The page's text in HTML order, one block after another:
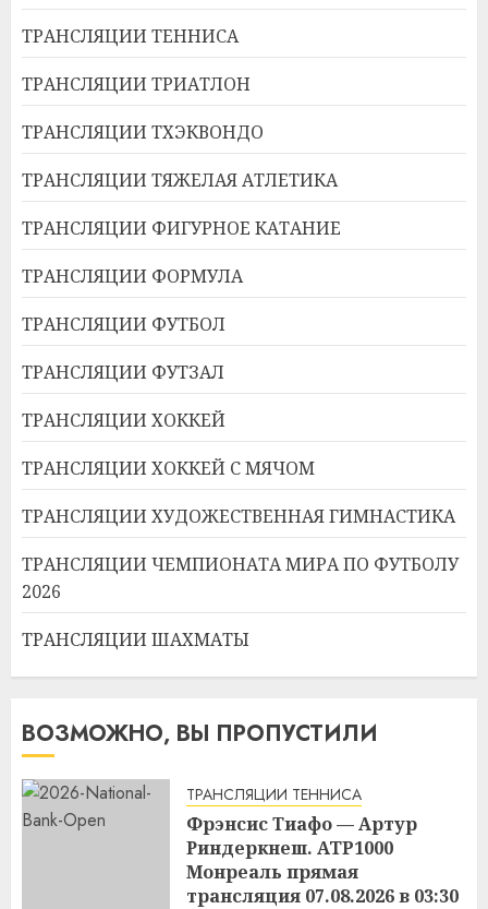
ТРАНСЛЯЦИИ ТЕННИСА
ТРАНСЛЯЦИИ ТРИАТЛОН
ТРАНСЛЯЦИИ ТХЭКВОНДО
ТРАНСЛЯЦИИ ТЯЖЕЛАЯ АТЛЕТИКА
ТРАНСЛЯЦИИ ФИГУРНОЕ КАТАНИЕ
ТРАНСЛЯЦИИ ФОРМУЛА
ТРАНСЛЯЦИИ ФУТБОЛ
ТРАНСЛЯЦИИ ФУТЗАЛ
ТРАНСЛЯЦИИ ХОККЕЙ
ТРАНСЛЯЦИИ ХОККЕЙ С МЯЧОМ
ТРАНСЛЯЦИИ ХУДОЖЕСТВЕННАЯ ГИМНАСТИКА
ТРАНСЛЯЦИИ ЧЕМПИОНАТА МИРА ПО ФУТБОЛУ
2026
ТРАНСЛЯЦИИ ШАХМАТЫ
ВОЗМОЖНО, ВЫ ПРОПУСТИЛИ
ТРАНСЛЯЦИИ ТЕННИСА
Фрэнсис Тиафо — Артур
Риндеркнеш. ATP1000
Монреаль прямая
трансляция 07.08.2026 в 03:30